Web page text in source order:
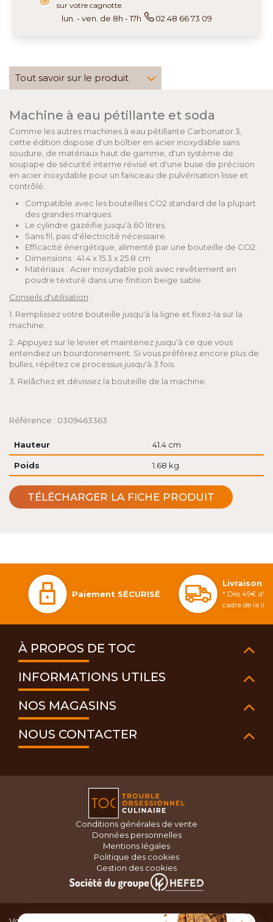
sur votre cagnotte.
lun. - ven. de 8h - 17h 02 48 66 73 09
Tout savoir sur le produit
Machine à eau pétillante et soda
Comme les autres machines à eau pétillante Carbonator 3,
cette édition dispose d'un boîtier en acier inoxydable sans
soudure, de matériaux haut de gamme, d'un système de
soupape de sécurité interne révisé et d'une buse de précision
en acier inoxydable pour un faisceau de pulvérisation lisse et
contrôlé.
Compatible avec les bouteilles CO2 standard de la plupart
des grandes marques.
Le cylindre gazéifie jusqu'à 60 litres.
Sans fil, pas d'électricité nécessaire.
Efficacité énergétique, alimenté par une bouteille de CO2.
Dimensions : 41.4 x 15.3 x 25.8 cm
Matériaux : Acier inoxydable poli avec revêtement en
poudre texturé dans une finition beige sable
Conseils d'utilisation :
1. Remplissez votre bouteille jusqu'à la ligne et fixez-la sur la
machine.
2. Appuyez sur le levier et maintenez jusqu'à ce que vous
entendiez un bourdonnement. Si vous préférez encore plus de
bulles, répétez ce processus jusqu'à 3 fois.
3. Relâchez et dévissez la bouteille de la machine.
Référence : 0309463363
Hauteur 41.4 cm
Poids 1.68 kg
TÉLÉCHARGER LA FICHE PRODUIT
Paiement SÉCURISÉ
Livraison
* Dès 49€
cadre de la
À PROPOS DE TOC
INFORMATIONS UTILES
NOS MAGASINS
NOUS CONTACTER
Conditions générales de vente
Données personnelles
Mentions légales
Politique des cookies
Gestion des cookies